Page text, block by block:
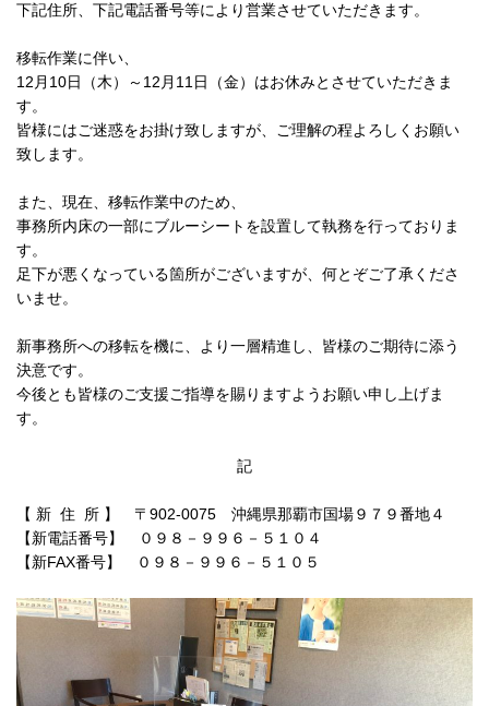
下記住所、下記電話番号等により営業させていただきます。
移転作業に伴い、
12月10日（木）～12月11日（金）はお休みとさせていただきま
す。
皆様にはご迷惑をお掛け致しますが、ご理解の程よろしくお願い
致します。
また、現在、移転作業中のため、
事務所内床の一部にブルーシートを設置して執務を行っておりま
す。
足下が悪くなっている箇所がございますが、何とぞご了承くださ
いませ。
新事務所への移転を機に、より一層精進し、皆様のご期待に添う
決意です。
今後とも皆様のご支援ご指導を賜りますようお願い申し上げま
す。
記
【 新 住 所 】 〒902-0075 沖縄県那覇市国場９７９番地４
【新電話番号】 ０９８－９９６－５１０４
【新FAX番号】 ０９８－９９６－５１０５